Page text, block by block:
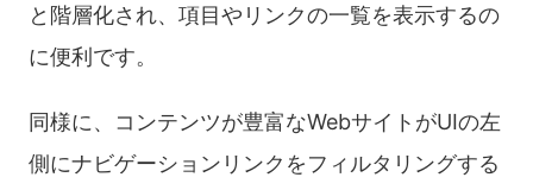
と階層化され、項目やリンクの一覧を表示するの
に便利です。
同様に、コンテンツが豊富なWebサイトがUIの左
側にナビゲーションリンクをフィルタリングする